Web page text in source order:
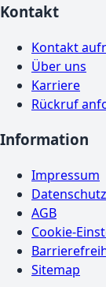
Kontakt
Kontakt
Über uns
Karriere
Rückruf
Information
Impressum
Datenschutz
AGB
Cookie-
Sitemap